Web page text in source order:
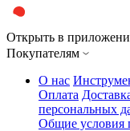
Открыть в
Покупателям
О нас
Оплата
персональных
Общие условия